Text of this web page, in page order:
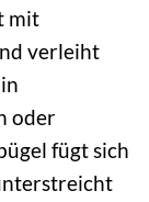
mit
verleiht
oder
fügt sich